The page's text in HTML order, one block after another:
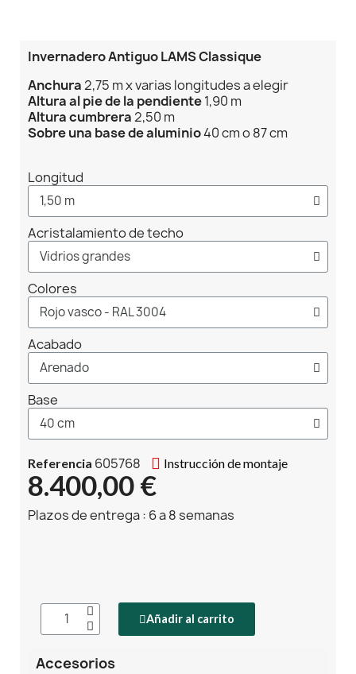
Invernadero Antiguo LAMS Classique
Anchura2,75 m x varias longitudes a elegir
Altura al pie de la pendiente1,90 m
Altura cumbrera2,50 m
Sobre una base de aluminio40 cm o 87 cm
Longitud
Acristalamiento de techo
Colores
Acabado
Base
Referencia 605768 Instrucción de montaje
8.400,00 €
Plazos de entrega : 6 a 8 semanas
Añadir al carrito
Accesorios